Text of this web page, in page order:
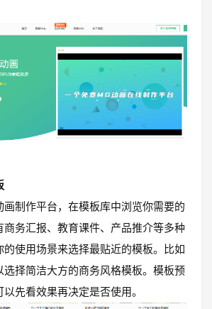
制作平台，在模板库中浏览你需要的
务汇报、教育课件、产品推介等多种
的使用场景来选择最贴近的模板。比如
选择简洁大方的商务风格模板。模板预
先看效果再决定是否使用。